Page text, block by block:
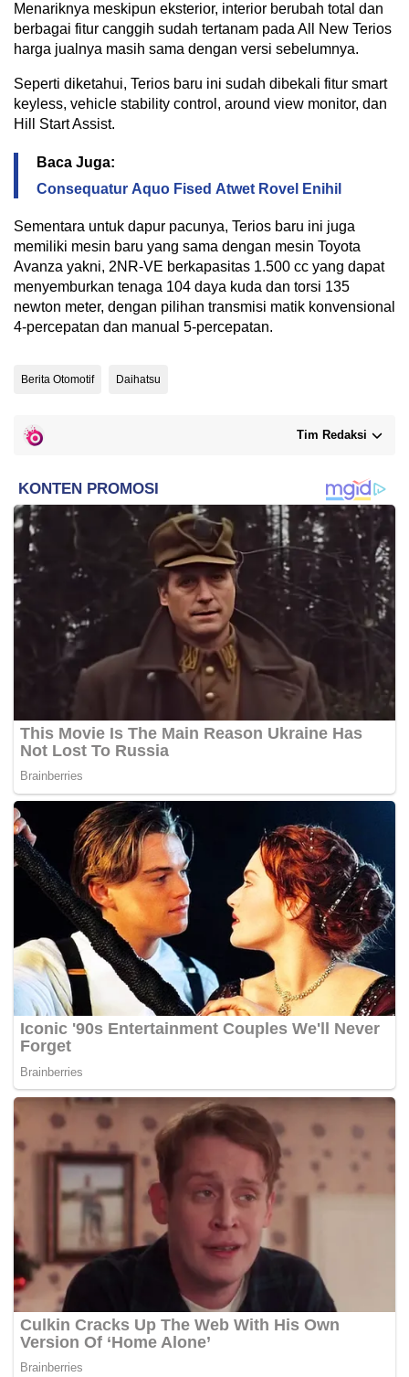
Menariknya meskipun eksterior, interior berubah total dan
berbagai fitur canggih sudah tertanam pada All New Terios
harga jualnya masih sama dengan versi sebelumnya.
Seperti diketahui, Terios baru ini sudah dibekali fitur smart
keyless, vehicle stability control, around view monitor, dan
Hill Start Assist.
Baca Juga:
Consequatur Aquo Fised Atwet Rovel Enihil
Sementara untuk dapur pacunya, Terios baru ini juga
memiliki mesin baru yang sama dengan mesin Toyota
Avanza yakni, 2NR-VE berkapasitas 1.500 cc yang dapat
menyemburkan tenaga 104 daya kuda dan torsi 135
newton meter, dengan pilihan transmisi matik konvensional
4-percepatan dan manual 5-percepatan.
Berita Otomotif Daihatsu
Tim Redaksi